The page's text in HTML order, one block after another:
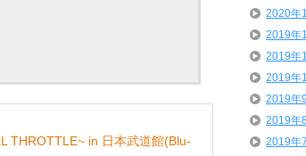
THROTTLE~ in 日本武道館(Blu-
2020年
2019年
2019年
2019年
2019年
2019年
2019年